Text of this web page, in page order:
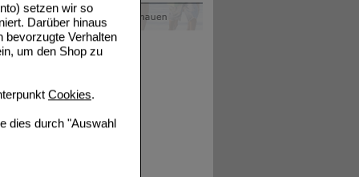
setzen wir so
Darüber hinaus
bevorzugte Verhalten
um den Shop zu
Cookies.
dies durch "Auswahl